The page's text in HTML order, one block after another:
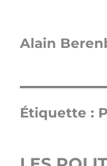
Alain
Étiquette :